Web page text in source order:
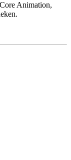
Core Animation,